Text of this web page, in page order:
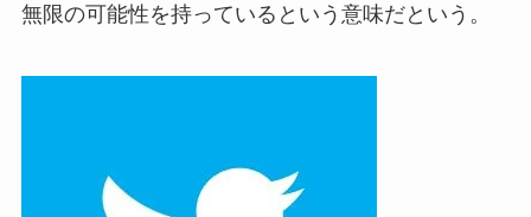
無限の可能性を持っているという意味だという。